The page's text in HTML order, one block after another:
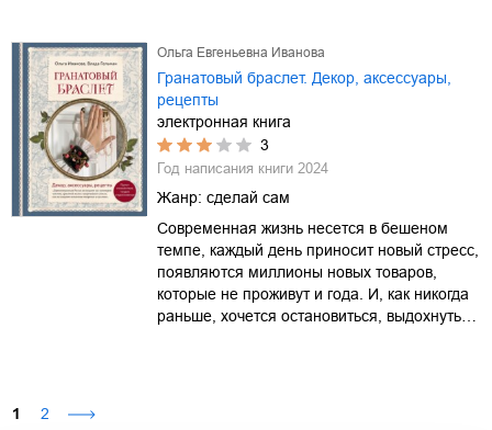
Ольга Евгеньевна Иванова
Гранатовый браслет. Декор, аксессуары,
рецепты
электронная книга
3
Год написания книги 2024
Жанр: сделай сам
Современная жизнь несется в бешеном
темпе, каждый день приносит новый стресс,
появляются миллионы новых товаров,
которые не проживут и года. И, как никогда
раньше, хочется остановиться, выдохнуть…
1 2